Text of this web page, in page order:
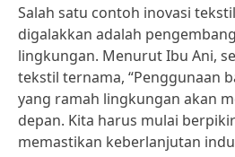
Salah satu contoh inovasi
digalakkan adalah
lingkungan. Menurut Ibu Ani,
tekstil ternama, “Penggunaan
yang ramah lingkungan akan
depan. Kita harus mulai
memastikan keberlanjutan